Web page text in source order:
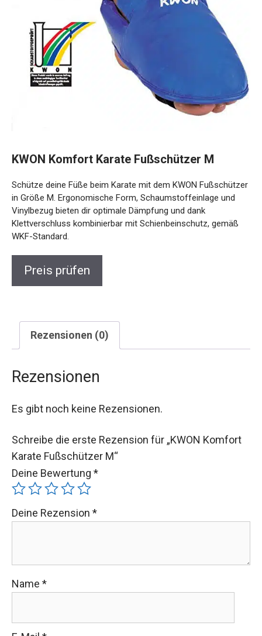
KWON Komfort Karate Fußschützer M
Schütze deine Füße beim Karate mit dem KWON Fußschützer
in Größe M. Ergonomische Form, Schaumstoffeinlage und
Vinylbezug bieten dir optimale Dämpfung und dank
Klettverschluss kombinierbar mit Schienbeinschutz, gemäß
WKF-Standard.
Preis prüfen
Rezensionen (0)
Rezensionen
Es gibt noch keine Rezensionen.
Schreibe die erste Rezension für „KWON Komfort
Karate Fußschützer M“
Deine Bewertung *
Deine Rezension *
Name *